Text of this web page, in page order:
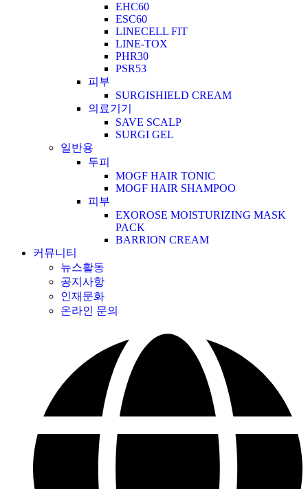
EHC60
ESC60
LINECELL FIT
LINE-TOX
PHR30
PSR53
피부
SURGISHIELD CREAM
의료기기
SAVE SCALP
SURGI GEL
일반용
두피
MOGF HAIR TONIC
MOGF HAIR SHAMPOO
피부
EXOROSE MOISTURIZING MASK
PACK
BARRION CREAM
커뮤니티
뉴스활동
공지사항
인재문화
온라인 문의